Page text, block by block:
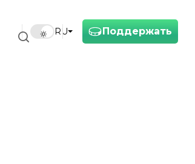
Поддержать
RU